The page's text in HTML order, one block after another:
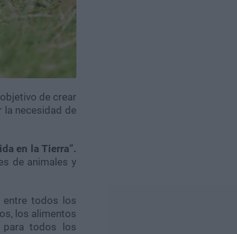
de crear
la necesidad de
en la Tierra”.
de animales y
entre todos los
los alimentos
para todos los